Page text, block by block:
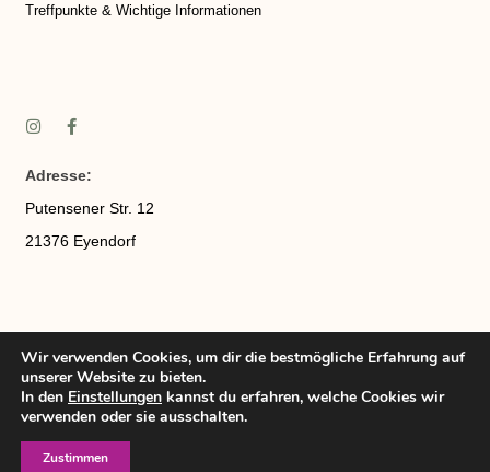
Telefonnummer:
017670498938
E-Mail:info(at)heidjeralpaka.de
Öffnungszeiten:
Montag – Freitag 8:00-17:00 Uhr
Adresse:
Putensener Str. 12
21376 Eyendorf
Treffpunkte & Wichtige Informationen
Wir verwenden Cookies, um dir die bestmögliche Erfahrung auf
unserer Website zu bieten.
In den Einstellungen kannst du erfahren, welche Cookies wir
verwenden oder sie ausschalten.
Zustimmen